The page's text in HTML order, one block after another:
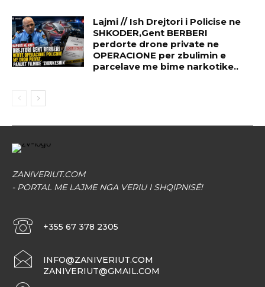
Lajmi // Ish Drejtori i Policise ne
SHKODER,Gent BERBERI
perdorte drone private ne
OPERACIONE per zbulimin e
parcelave me bime narkotike..
ZANIVERIUT.COM
- PORTAL ME LAJME NGA VERIU I SHQIPNISË!
+355 67 378 2305
INFO@ZANIVERIUT.COM
ZANIVERIUT@GMAIL.COM